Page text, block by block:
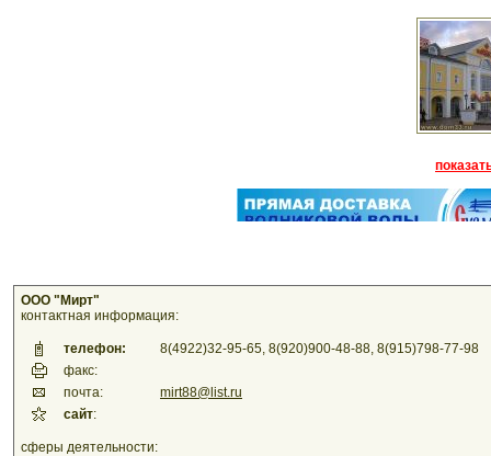
ООО "Мирт"
контактная информация:
телефон:
8(4922)32-95-65, 8(920)900-48-88, 8(915)798-77-98
факс:
почта:
mirt88@list.ru
сайт:
сферы деятельности: